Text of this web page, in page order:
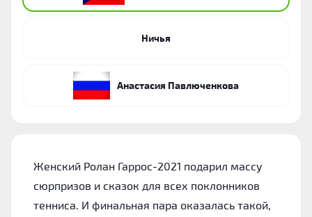
Ничья
Анастасия Павлюченкова
Женский Ролан Гаррос-2021 подарил массу
сюрпризов и сказок для всех поклонников
тенниса. И финальная пара оказалась такой,